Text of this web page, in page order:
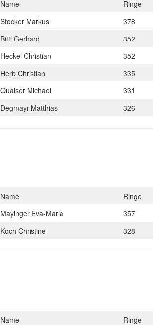
Name
Ringe
Stocker Markus
378
Bittl Gerhard
352
Heckel Christian
352
Herb Christian
335
Quaiser Michael
331
Degmayr Matthias 326
Name
Ringe
Mayinger Eva-Maria
357
Koch Christine 328
Name
Ringe